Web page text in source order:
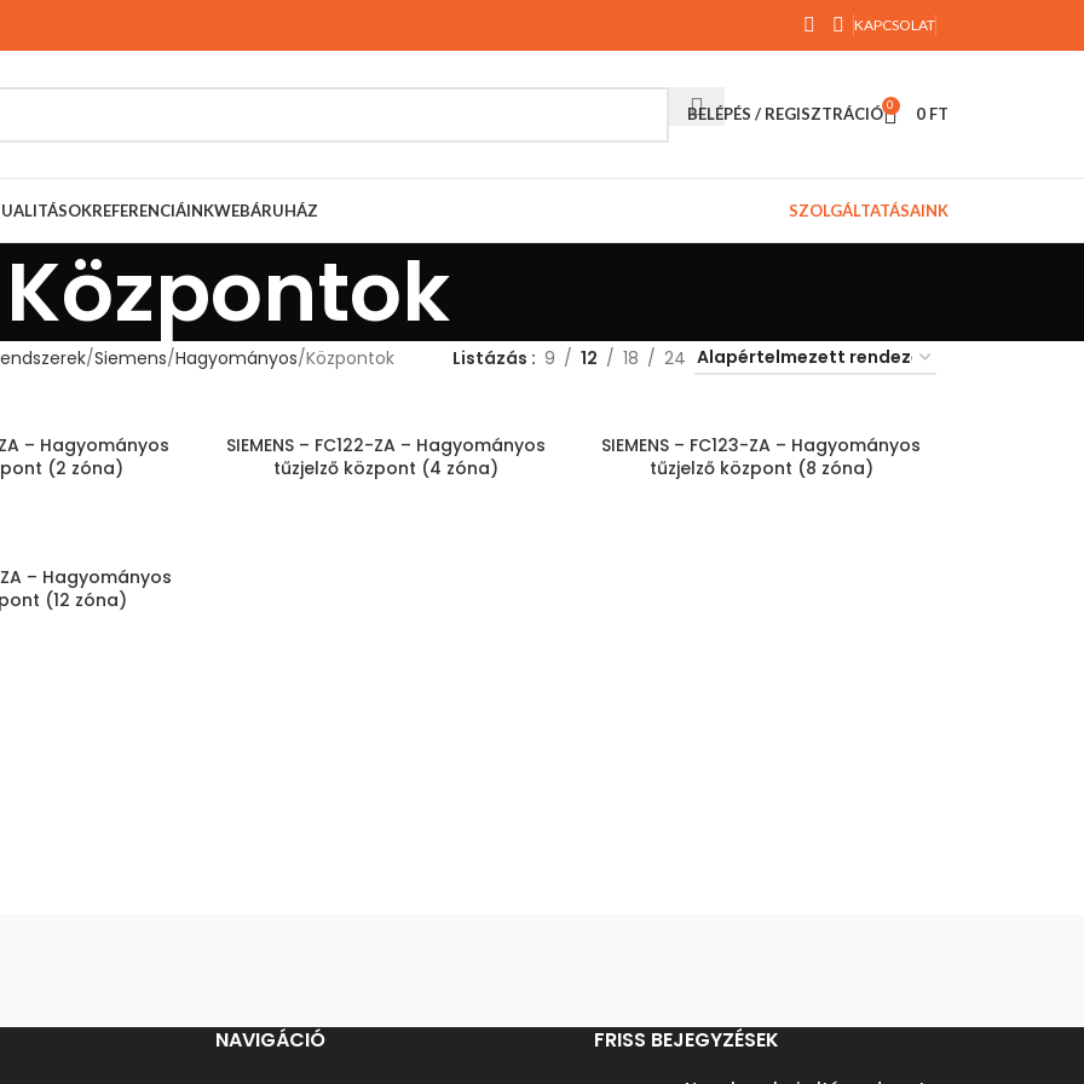
KAPCSOLAT
BELÉPÉS / REGISZTRÁCIÓ 0 0 FT
REFERENCIÁINKWEBÁRUHÁZ SZOLGÁLTATÁSAINK
Központok
Siemens Hagyományos Központok Listázás 9 12 18 24
ZA – Hagyományos
(2 zóna)
SIEMENS – FC122-ZA – Hagyományos
tűzjelző központ (4 zóna)
SIEMENS – FC123-ZA – Hagyományos
tűzjelző központ (8 zóna)
ZA – Hagyományos
(12 zóna)
NAVIGÁCIÓ FRISS BEJEGYZÉSEK